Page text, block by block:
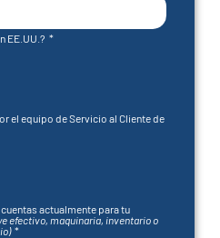
EE.UU.?
el equipo de Servicio al Cliente de
actualmente para tu
efectivo, maquinaria, inventario o